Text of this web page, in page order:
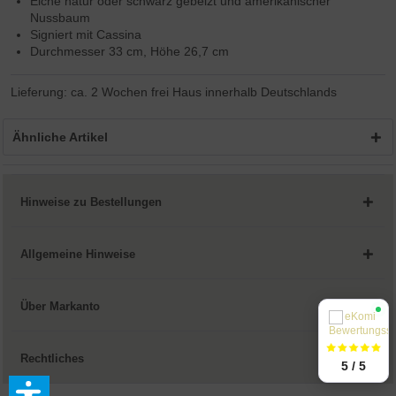
Nussbaum
Signiert mit Cassina
Durchmesser 33 cm, Höhe 26,7 cm
Lieferung: ca. 2 Wochen frei Haus innerhalb Deutschlands
Ähnliche Artikel
Hinweise zu Bestellungen
Allgemeine Hinweise
Über Markanto
Rechtliches
5 / 5